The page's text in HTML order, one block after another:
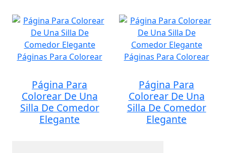
Página Para
Colorear De Una
Silla De Comedor
Elegante
Página Para
Colorear De Una
Silla De Comedor
Elegante